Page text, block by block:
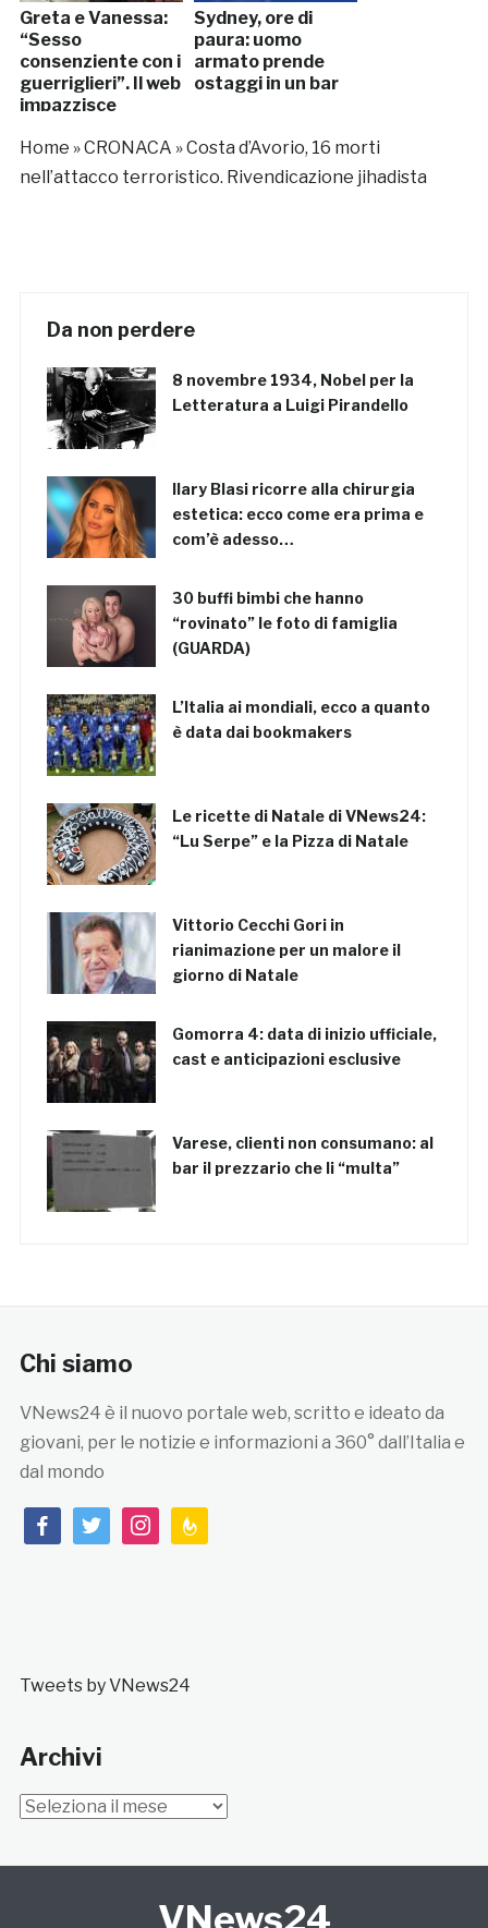
Greta e Vanessa:
“Sesso
consenziente con i
guerriglieri”. Il web
impazzisce
Sydney, ore di
paura: uomo
armato prende
ostaggi in un bar
Home »CRONACA »Costa d’Avorio, 16 morti
nell’attacco terroristico. Rivendicazione jihadista
Da non perdere
8 novembre 1934, Nobel per la
Letteratura a Luigi Pirandello
Ilary Blasi ricorre alla chirurgia
estetica: ecco come era prima e
com’è adesso…
30 buffi bimbi che hanno
“rovinato” le foto di famiglia
(GUARDA)
L’Italia ai mondiali, ecco a quanto
è data dai bookmakers
Le ricette di Natale di VNews24:
“Lu Serpe” e la Pizza di Natale
Vittorio Cecchi Gori in
rianimazione per un malore il
giorno di Natale
Gomorra 4: data di inizio ufficiale,
cast e anticipazioni esclusive
Varese, clienti non consumano: al
bar il prezzario che li “multa”
Chi siamo
VNews24 è il nuovo portale web, scritto e ideato da
giovani, per le notizie e informazioni a 360° dall’Italia e
dal mondo
facebooktwitterinstagramfeedburner
Tweets by VNews24
Archivi
Archivi
VNews24